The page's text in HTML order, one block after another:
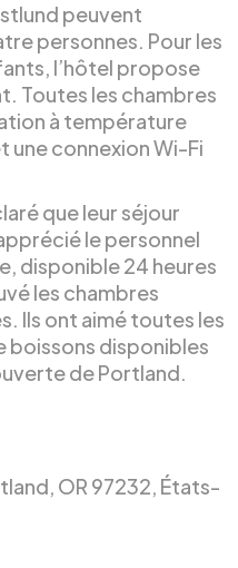
peuvent
personnes. Pour les
l’hôtel propose
Toutes les chambres
à température
une connexion Wi-Fi
que leur séjour
le personnel
disponible 24 heures
les chambres
Ils ont aimé toutes les
boissons disponibles
de Portland.
OR 97232, États-